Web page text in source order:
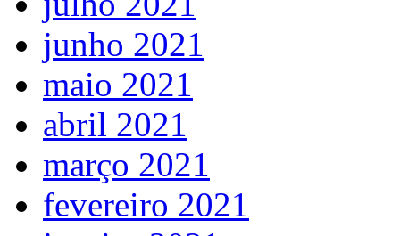
junho 2021
maio 2021
abril 2021
março 2021
fevereiro 2021